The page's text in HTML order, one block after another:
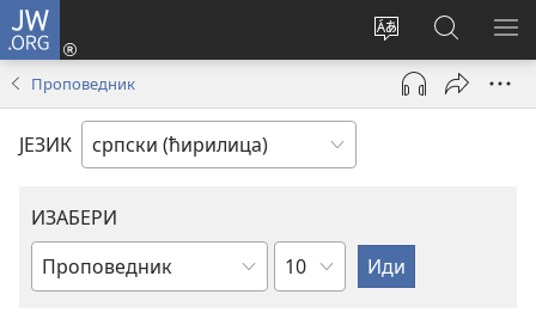
JW.ORG
Промени
језик
сајта
Пријава
(отвара
прозор)
Претрага
сајта
JW.ORG
Проповедник
ЈЕЗИК
ИЗАБЕРИ
Библијска
Поглавље